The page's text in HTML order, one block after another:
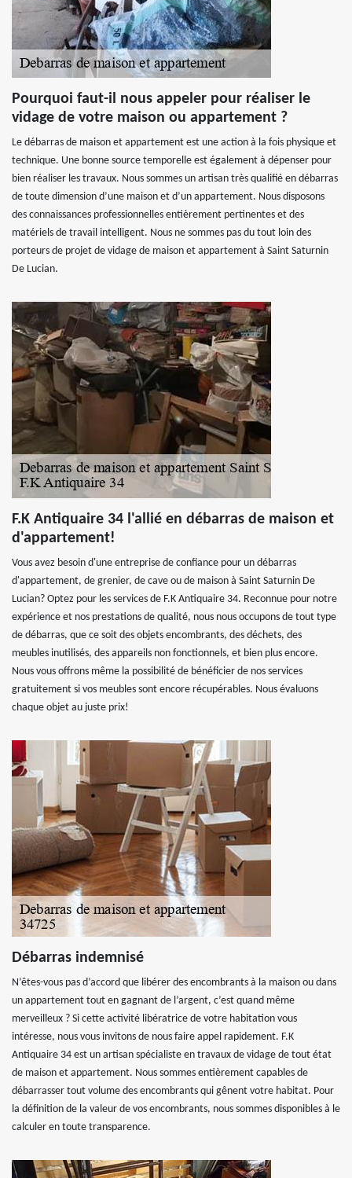
Pourquoi faut-il nous appeler pour réaliser le
vidage de votre maison ou appartement ?
Le débarras de maison et appartement est une action à la fois physique et
technique. Une bonne source temporelle est également à dépenser pour
bien réaliser les travaux. Nous sommes un artisan très qualifié en débarras
de toute dimension d’une maison et d’un appartement. Nous disposons
des connaissances professionnelles entièrement pertinentes et des
matériels de travail intelligent. Nous ne sommes pas du tout loin des
porteurs de projet de vidage de maison et appartement à Saint Saturnin
De Lucian.
F.K Antiquaire 34 l'allié en débarras de maison et
d'appartement!
Vous avez besoin d'une entreprise de confiance pour un débarras
d'appartement, de grenier, de cave ou de maison à Saint Saturnin De
Lucian? Optez pour les services de F.K Antiquaire 34. Reconnue pour notre
expérience et nos prestations de qualité, nous nous occupons de tout type
de débarras, que ce soit des objets encombrants, des déchets, des
meubles inutilisés, des appareils non fonctionnels, et bien plus encore.
Nous vous offrons même la possibilité de bénéficier de nos services
gratuitement si vos meubles sont encore récupérables. Nous évaluons
chaque objet au juste prix!
Débarras indemnisé
N’êtes-vous pas d’accord que libérer des encombrants à la maison ou dans
un appartement tout en gagnant de l’argent, c’est quand même
merveilleux ? Si cette activité libératrice de votre habitation vous
intéresse, nous vous invitons de nous faire appel rapidement. F.K
Antiquaire 34 est un artisan spécialiste en travaux de vidage de tout état
de maison et appartement. Nous sommes entièrement capables de
débarrasser tout volume des encombrants qui gênent votre habitat. Pour
la définition de la valeur de vos encombrants, nous sommes disponibles à le
calculer en toute transparence.